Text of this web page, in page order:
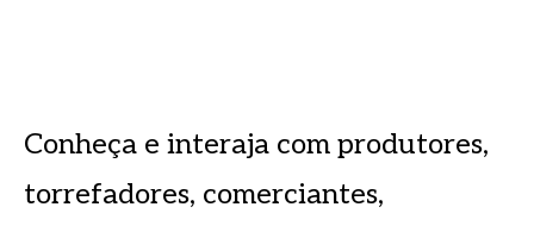
Conheça e interaja com produtores,
torrefadores, comerciantes,